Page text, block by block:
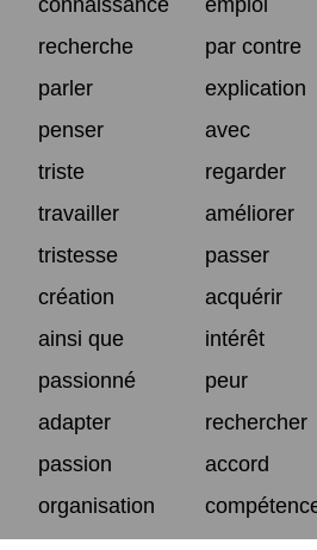
recherche
par contre
parler
explication
penser
avec
triste
regarder
travailler
améliorer
tristesse
passer
création
acquérir
ainsi que
intérêt
passionné
peur
adapter
rechercher
passion
accord
organisation